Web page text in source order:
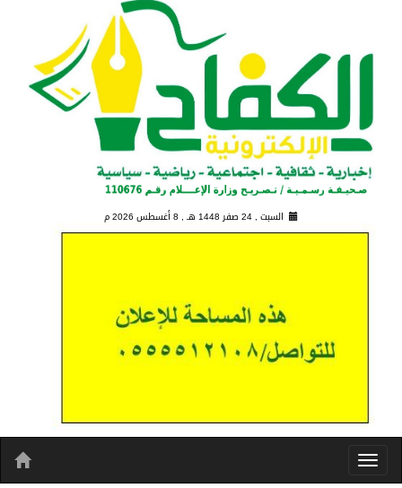
السبت , 24 صفر 1448 هـ , 8 أغسطس 2026 م